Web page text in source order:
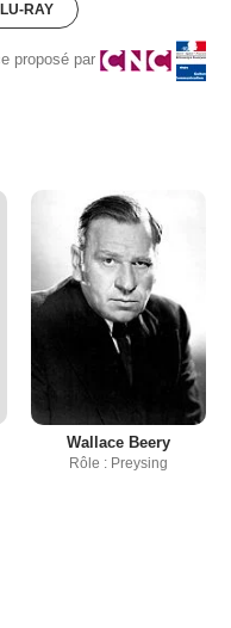
RAY
proposé par
Wallace Beery
Rôle : Preysing